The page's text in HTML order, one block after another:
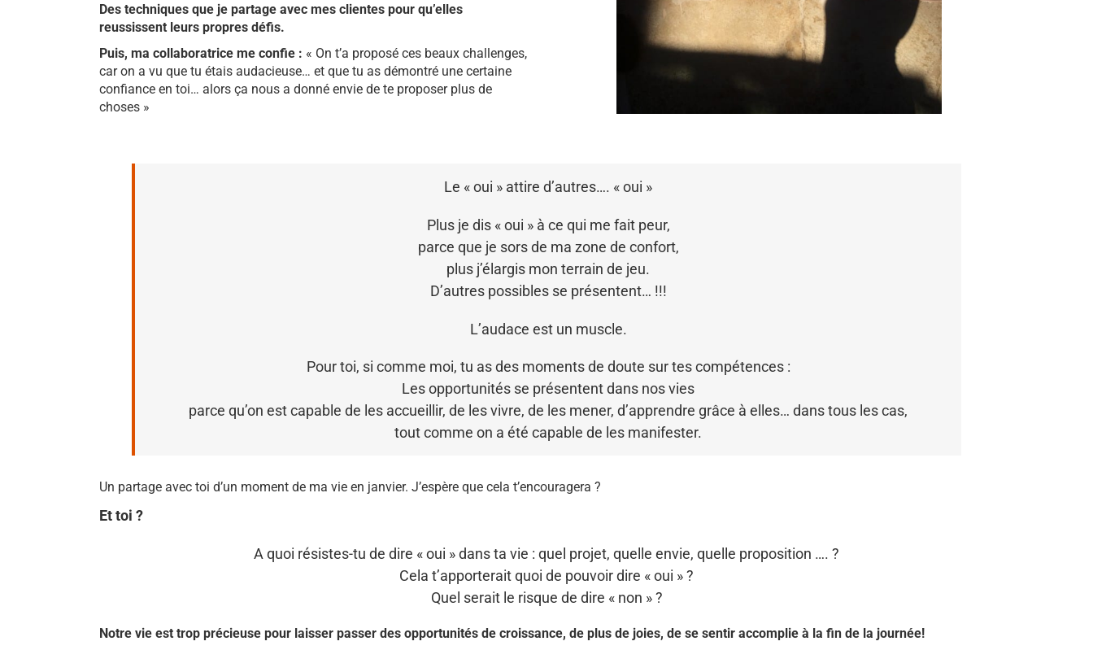
Des techniques que je partage avec mes clientes pour qu’elles
reussissent leurs propres défis.
Puis, ma collaboratrice me confie : « On t’a proposé ces beaux challenges,
car on a vu que tu étais audacieuse… et que tu as démontré une certaine
confiance en toi… alors ça nous a donné envie de te proposer plus de
choses »
Le « oui » attire d’autres…. « oui »
Plus je dis « oui » à ce qui me fait peur,
parce que je sors de ma zone de confort,
plus j’élargis mon terrain de jeu.
D’autres possibles se présentent… !!!
L’audace est un muscle.
Pour toi, si comme moi, tu as des moments de doute sur tes compétences :
Les opportunités se présentent dans nos vies
parce qu’on est capable de les accueillir, de les vivre, de les mener, d’apprendre grâce à elles… dans tous les cas,
tout comme on a été capable de les manifester.
Un partage avec toi d’un moment de ma vie en janvier. J’espère que cela t’encouragera ?
Et toi ?
A quoi résistes-tu de dire « oui » dans ta vie : quel projet, quelle envie, quelle proposition …. ?
Cela t’apporterait quoi de pouvoir dire « oui » ?
Quel serait le risque de dire « non » ?
Notre vie est trop précieuse pour laisser passer des opportunités de croissance, de plus de joies, de se sentir accomplie à la fin de la journée!